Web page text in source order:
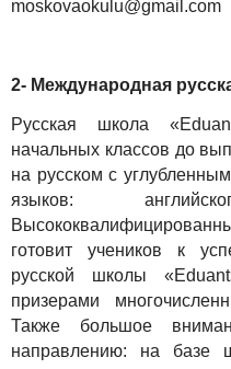
moskovaokulu@gmail.com
2- Международная
Русская школа
начальных классов до
на русском с
языков:
готовит учеников к
русской школы
призерами
Также большое
направлению: на базе